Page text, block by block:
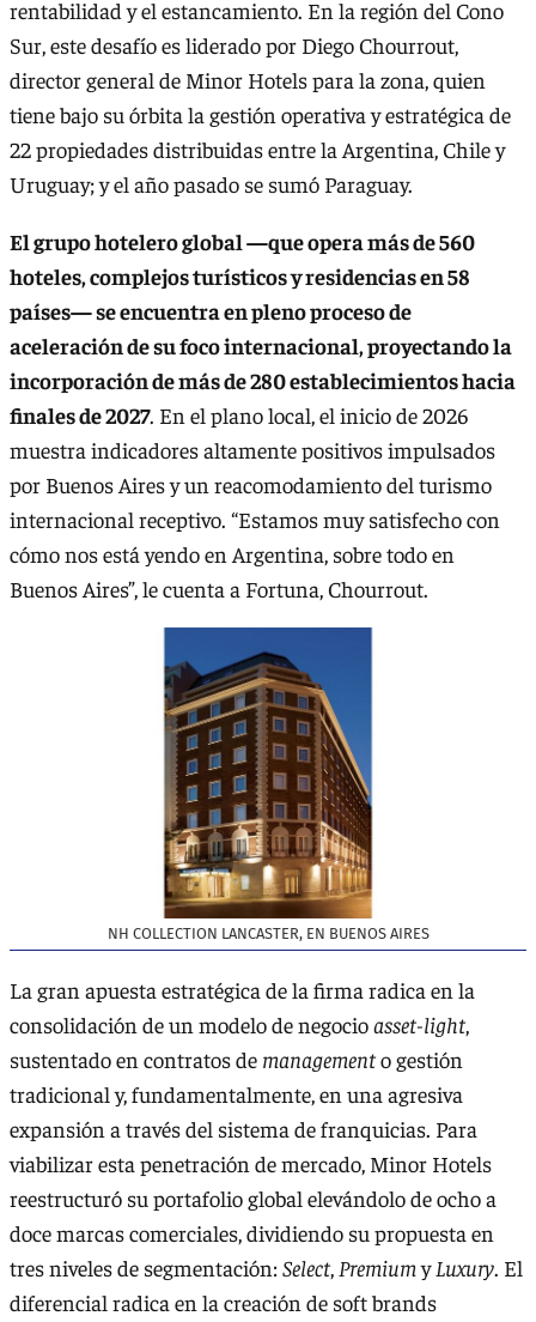
rentabilidad y el estancamiento. En la región del Cono
Sur, este desafío es liderado por Diego Chourrout,
director general de Minor Hotels para la zona, quien
tiene bajo su órbita la gestión operativa y estratégica de
22 propiedades distribuidas entre la Argentina, Chile y
Uruguay; y el año pasado se sumó Paraguay.
El grupo hotelero global —que opera más de 560
hoteles, complejos turísticos y residencias en 58
países— se encuentra en pleno proceso de
aceleración de su foco internacional, proyectando la
incorporación de más de 280 establecimientos hacia
finales de 2027. En el plano local, el inicio de 2026
muestra indicadores altamente positivos impulsados
por Buenos Aires y un reacomodamiento del turismo
internacional receptivo. “Estamos muy satisfecho con
cómo nos está yendo en Argentina, sobre todo en
Buenos Aires”, le cuenta a Fortuna, Chourrout.
NH COLLECTION LANCASTER, EN BUENOS AIRES
La gran apuesta estratégica de la firma radica en la
consolidación de un modelo de negocioasset-light,
sustentado en contratos de managemento gestión
tradicional y, fundamentalmente, en una agresiva
expansión a través del sistema de franquicias. Para
viabilizar esta penetración de mercado, Minor Hotels
reestructuró su portafolio global elevándolo de ocho a
doce marcas comerciales, dividiendo su propuesta en
tres niveles de segmentación:Select, PremiumyLuxury. El
diferencial radica en la creación de soft brands